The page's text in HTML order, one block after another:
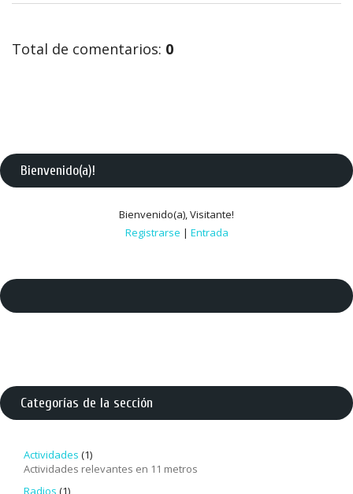
Total de comentarios: 0
Bienvenido(a)!
Bienvenido(a),Visitante!
Registrarse | Entrada
Categorías de la sección
Actividades (1)
Actividades relevantes en 11 metros
Radios (1)